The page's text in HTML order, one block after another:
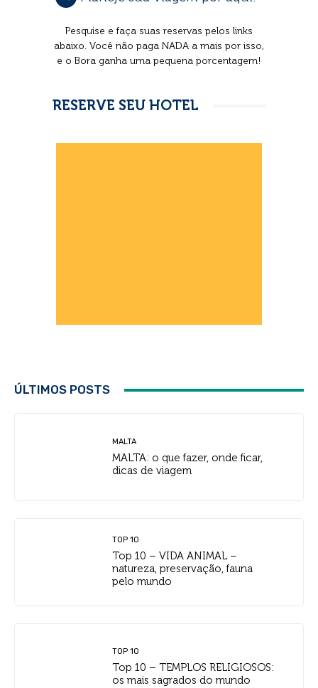
Pesquise e faça suas reservas pelos links
abaixo. Você não paga NADA a mais por isso,
e o Bora ganha uma pequena porcentagem!
RESERVE SEU HOTEL
ÚLTIMOS POSTS
MALTA
MALTA: o que fazer, onde ficar,
dicas de viagem
TOP 10
Top 10 – VIDA ANIMAL –
natureza, preservação, fauna
pelo mundo
TOP 10
Top 10 – TEMPLOS RELIGIOSOS:
os mais sagrados do mundo